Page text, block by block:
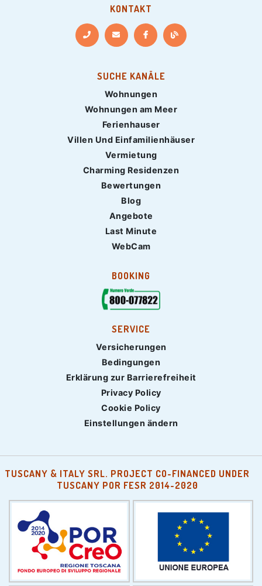
KONTAKT
SUCHE KANÄLE
Wohnungen
Wohnungen am Meer
Ferienhauser
Villen Und Einfamilienhäuser
Vermietung
Charming Residenzen
Bewertungen
Blog
Angebote
Last Minute
WebCam
BOOKING
SERVICE
Versicherungen
Bedingungen
Erklärung zur Barrierefreiheit
Privacy Policy
Cookie Policy
Einstellungen ändern
TUSCANY & ITALY SRL. PROJECT CO-FINANCED UNDER
TUSCANY POR FESR 2014-2020